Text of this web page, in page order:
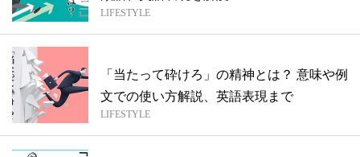
LIFESTYLE
「当たって砕けろ」の精神とは？ 意味や例
文での使い方解説、英語表現まで
LIFESTYLE